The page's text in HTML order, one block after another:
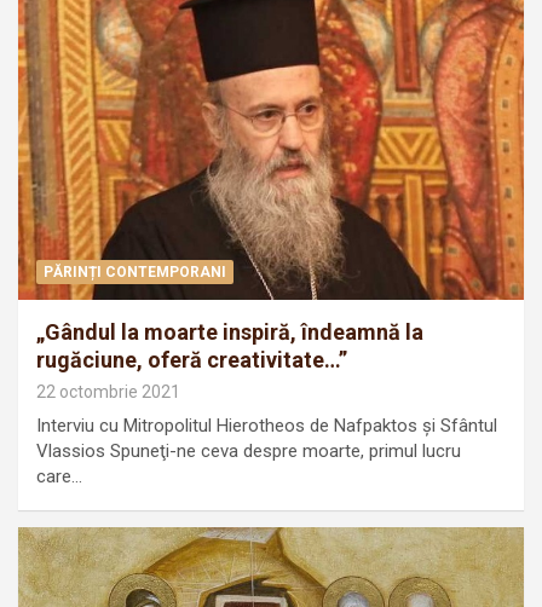
PĂRINȚI CONTEMPORANI
„Gândul la moarte inspiră, îndeamnă la
rugăciune, oferă creativitate…”
22 octombrie 2021
Interviu cu Mitropolitul Hierotheos de Nafpaktos şi Sfântul
Vlassios Spuneţi-ne ceva despre moarte, primul lucru
care…